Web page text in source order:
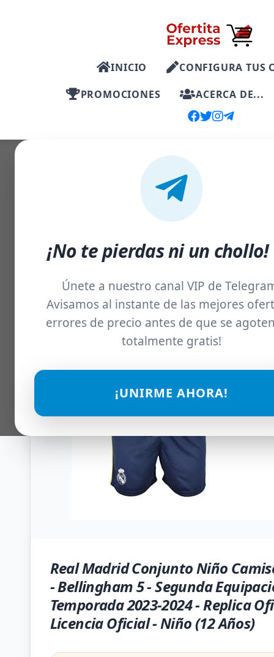
INICIO
CONFIGURA TUS
PROMOCIONES
ACERCA DE...
¡No te pierdas ni un
Únete a nuestro canal VIP de
Avisamos al instante de las mejores
errores de precio antes de que se
totalmente gratis!
¡UNIRME AHORA!
Real Madrid Conjunto Niño
- Bellingham 5 - Segunda
Temporada 2023-2024 - Replica
Licencia Oficial - Niño (12 Años)